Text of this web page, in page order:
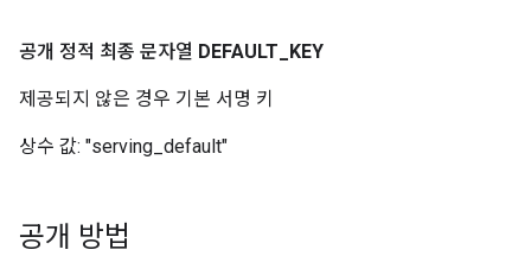
공개 정적 최종 문자열 DEFAULT KEY
제공되지 않은 경우 기본 서명 키
상수 값: "serving_default"
공개 방법